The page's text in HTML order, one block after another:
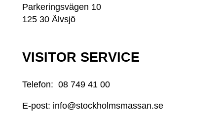
Parkeringsvägen 10
125 30 Älvsjö
VISITOR SERVICE
Telefon: 08 749 41 00
E-post: info@stockholmsmassan.se